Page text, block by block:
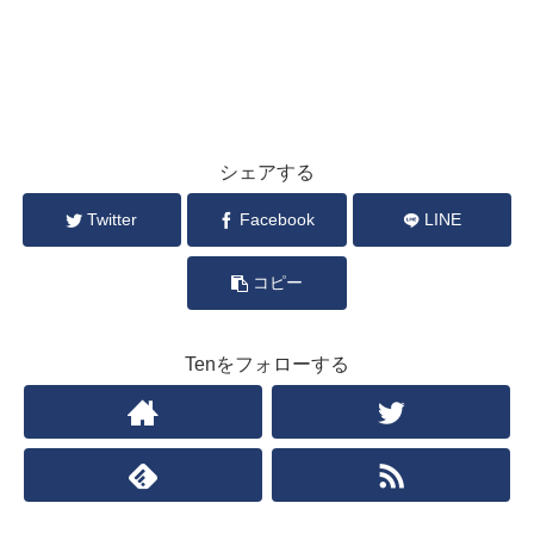
シェアする
Twitter Facebook LINE
コピー
Tenをフォローする